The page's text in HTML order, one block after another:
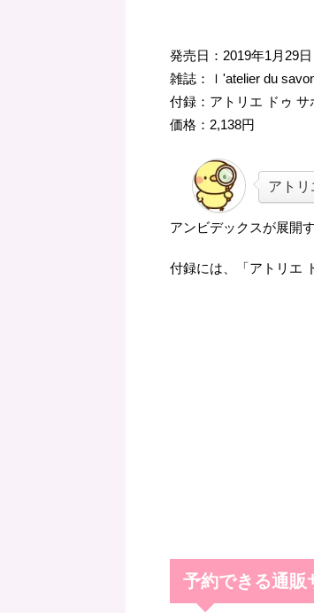
発売日：2019年1月29日
雑誌：ｌ'atelier du
付録：アトリエ ドゥ
価格：2,138円
アトリ
アンビデックスが展開
付録には、「アトリエ
予約できる通販